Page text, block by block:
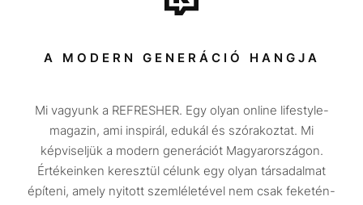
Sport
Társadalom
Utazás
Életmód
Design
A MODERN GENERÁCIÓ HANGJA
Mi vagyunk a REFRESHER. Egy olyan online lifestyle-
magazin, ami inspirál, edukál és szórakoztat. Mi
képviseljük a modern generációt Magyarországon.
Értékeinken keresztül célunk egy olyan társadalmat
építeni, amely nyitott szemléletével nem csak feketén-